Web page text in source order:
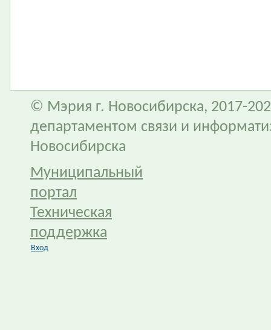
© Мэрия г. Новосибирска, 2017-
департаментом связи и
Новосибирска
Муниципальный
портал
Техническая
поддержка
Вход